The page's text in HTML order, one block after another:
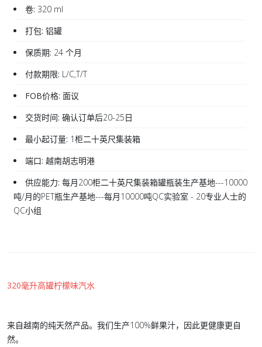
卷: 320 ml
打包: 铝罐
保质期: 24 个月
付款期限: L/C,T/T
FOB价格: 面议
交货时间: 确认订单后20-25日
最小起订量: 1柜二十英尺集装箱
端口: 越南胡志明港
供应能力: 每月200柜二十英尺集装箱罐瓶装生产基地---10000
吨/月的PET瓶生产基地---每月10000吨QC实验室 - 20专业人士的
QC小组
320毫升高罐柠檬味汽水
来自越南的纯天然产品。我们生产100%鲜果汁，因此更健康更自
然。